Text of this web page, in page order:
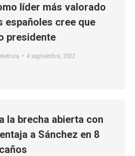
líder más valorado
españoles cree que
presidente
4 septiembre, 2022
la brecha abierta con
a Sánchez en 8